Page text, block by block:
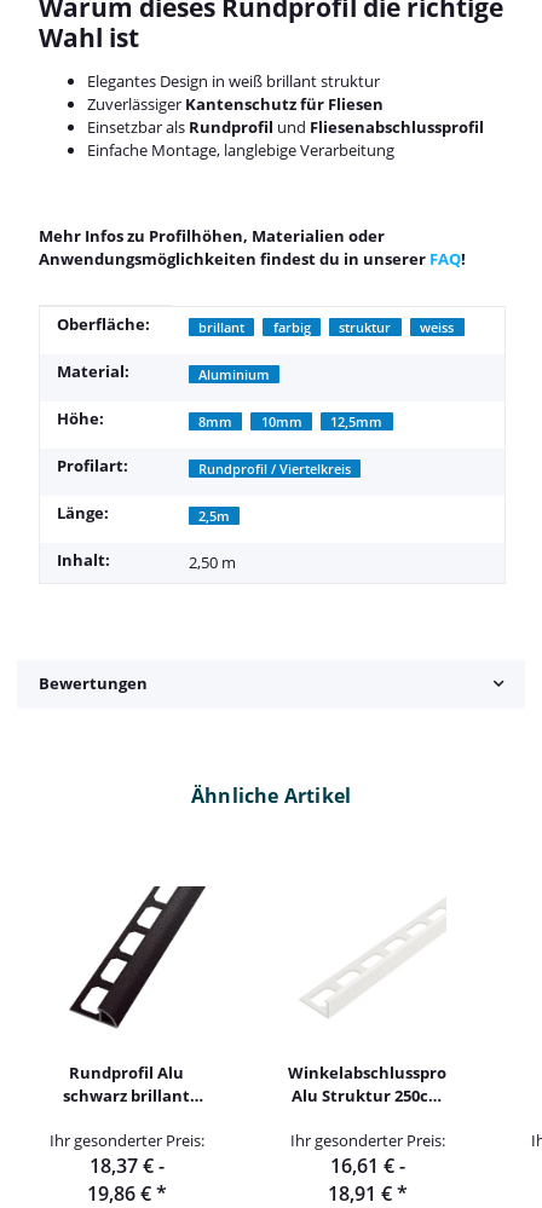
Warum dieses Rundprofil die richtige
Wahl ist
Elegantes Design in weiß brillant struktur
Zuverlässiger Kantenschutz für Fliesen
Einsetzbar als Rundprofil und Fliesenabschlussprofil
Einfache Montage, langlebige Verarbeitung
Mehr Infos zu Profilhöhen, Materialien oder
Anwendungsmöglichkeiten findest du in unserer FAQ!
Produkteigenschaft
Wert
Oberfläche: brillant farbig struktur weiss
Material: Aluminium
Höhe: 8mm 10mm 12,5mm
Profilart: Rundprofil / Viertelkreis
Länge: 2,5m
Inhalt: 2,50 m
Bewertungen
Ähnliche Artikel
Rundprofil Alu
schwarz brillant
Ihr gesonderter Preis:
18,37 € -
19,86 €*
Winkelabschlussprofil
Alu Struktur 250cm
Ihr gesonderter Preis:
16,61 € -
18,91 €*